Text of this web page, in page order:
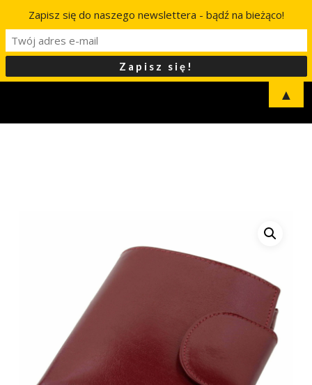
Zapisz się do naszego newslettera - bądź na bieżąco!
▲